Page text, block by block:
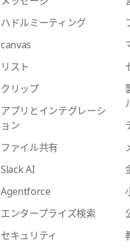
ハドルミーティング
canvas
リスト
クリップ
アプリとインテグレーシ
ョン
ファイル共有
Slack AI
Agentforce
エンタープライズ検索
セキュリティ